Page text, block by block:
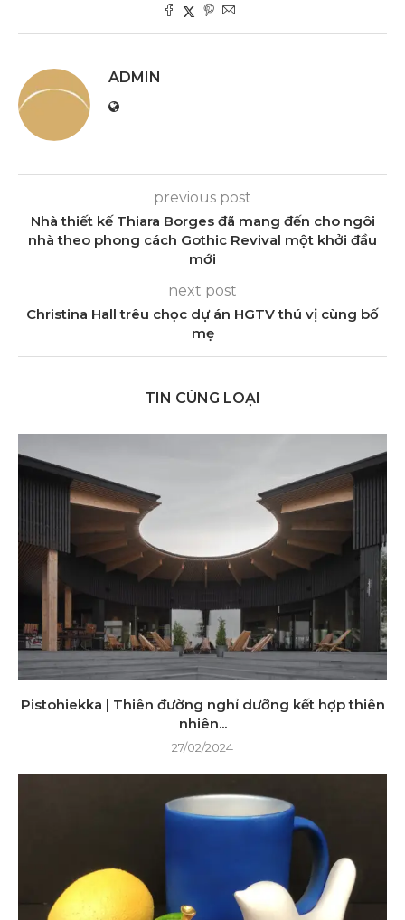
ADMIN
previous post
Nhà thiết kế Thiara Borges đã mang đến cho ngôi
nhà theo phong cách Gothic Revival một khởi đầu
mới
next post
Christina Hall trêu chọc dự án HGTV thú vị cùng bố
mẹ
TIN CÙNG LOẠI
Pistohiekka | Thiên đường nghỉ dưỡng kết hợp thiên
nhiên...
27/02/2024